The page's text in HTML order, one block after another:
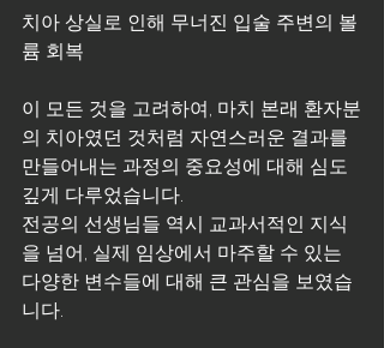
치아 상실로 인해 무너진 입술 주변의 볼
륨 회복
이 모든 것을 고려하여, 마치 본래 환자분
의 치아였던 것처럼 자연스러운 결과를
만들어내는 과정의 중요성에 대해 심도
깊게 다루었습니다.
전공의 선생님들 역시 교과서적인 지식
을 넘어, 실제 임상에서 마주할 수 있는
다양한 변수들에 대해 큰 관심을 보였습
니다.